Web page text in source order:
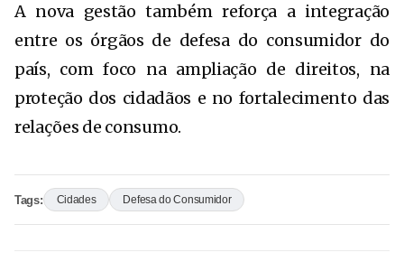
A nova gestão também reforça a integração
entre os órgãos de defesa do consumidor do
país, com foco na ampliação de direitos, na
proteção dos cidadãos e no fortalecimento das
relações de consumo.
Tags: Cidades Defesa do Consumidor